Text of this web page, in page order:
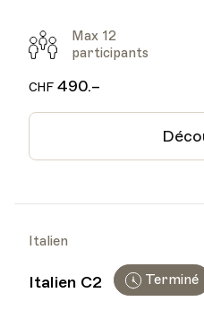
Participants
Max 12
participants
CHF490.–
Italien
Italien C2 Terminé